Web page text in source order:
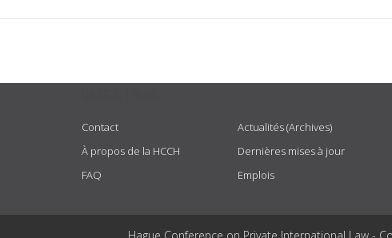
Contact
À propos de la HCCH
FAQ
Actualités (Archives)
Dernières mises à jour
Emplois